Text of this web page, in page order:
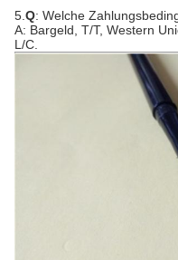
5. Q: Welche
A: Bargeld, T/T, Western
L/C.